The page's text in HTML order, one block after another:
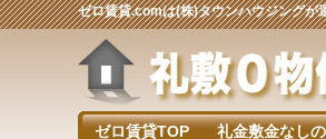
ゼロ賃貸.comは(株)タウンハウジングが
ゼロ賃貸TOP 礼金敷金なし